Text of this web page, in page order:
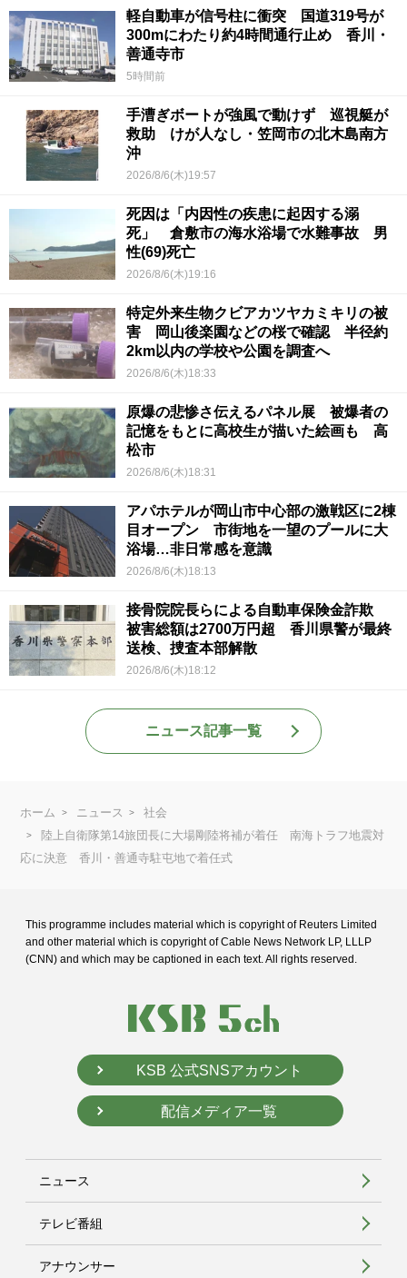
軽自動車が信号柱に衝突 国道319号が
300mにわたり約4時間通行止め 香川・
善通寺市
5時間前
手漕ぎボートが強風で動けず 巡視艇が
救助 けが人なし・笠岡市の北木島南方
沖
2026/8/6(木)19:57
死因は「内因性の疾患に起因する溺
死」 倉敷市の海水浴場で水難事故 男
性(69)死亡
2026/8/6(木)19:16
特定外来生物クビアカツヤカミキリの被
害 岡山後楽園などの桜で確認 半径約
2km以内の学校や公園を調査へ
2026/8/6(木)18:33
原爆の悲惨さ伝えるパネル展 被爆者の
記憶をもとに高校生が描いた絵画も 高
松市
2026/8/6(木)18:31
アパホテルが岡山市中心部の激戦区に2棟
目オープン 市街地を一望のプールに大
浴場…非日常感を意識
2026/8/6(木)18:13
接骨院院長らによる自動車保険金詐欺
被害総額は2700万円超 香川県警が最終
送検、捜査本部解散
2026/8/6(木)18:12
ニュース記事一覧
ホーム ニュース
社会
陸上自衛隊第14旅団長に大場剛陸将補が着任 南海トラフ地震対
応に決意 香川・善通寺駐屯地で着任式
This programme includes material which is copyright of Reuters Limited
and other material which is copyright of Cable News Network LP, LLLP
(CNN) and which may be captioned in each text. All rights reserved.
KSB 公式SNSアカウント
配信メディア一覧
ニュース
テレビ番組
アナウンサー